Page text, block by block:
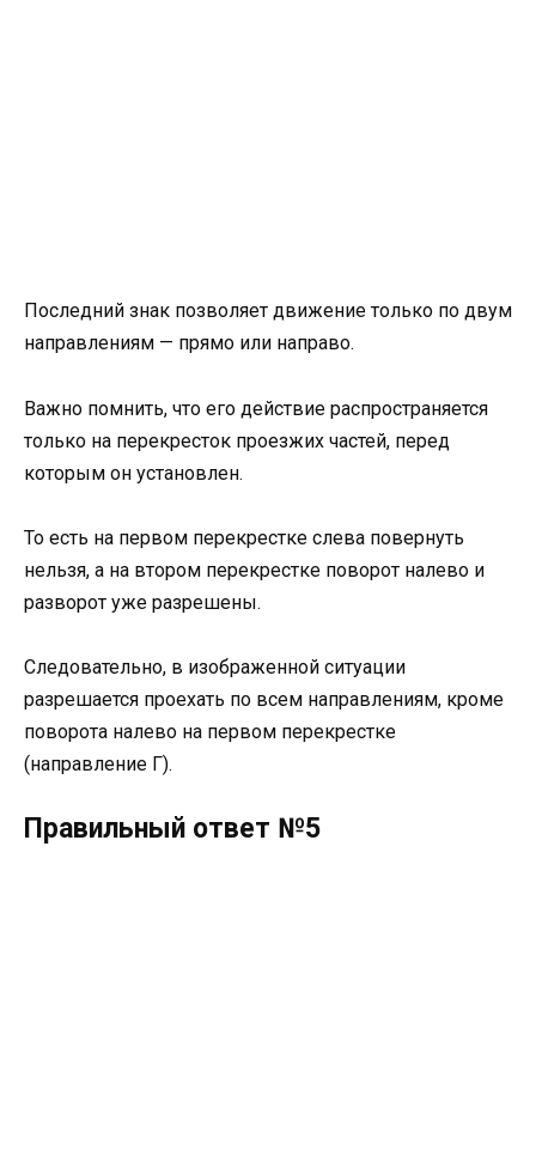
Последний знак позволяет движение только по двум
направлениям — прямо или направо.
Важно помнить, что его действие распространяется
только на перекресток проезжих частей, перед
которым он установлен.
То есть на первом перекрестке слева повернуть
нельзя, а на втором перекрестке поворот налево и
разворот уже разрешены.
Следовательно, в изображенной ситуации
разрешается проехать по всем направлениям, кроме
поворота налево на первом перекрестке
(направление Г).
Правильный ответ №5